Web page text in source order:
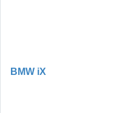
BMW iX